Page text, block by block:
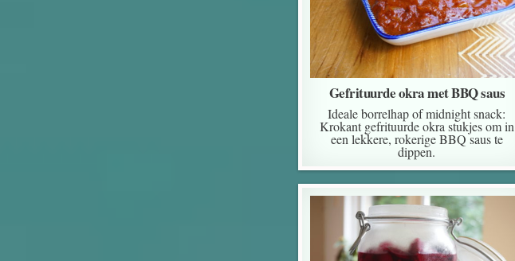
Gefrituurde okra met BBQ saus
Ideale borrelhap of midnight snack:
Krokant gefrituurde okra stukjes om in
een lekkere, rokerige BBQ saus te
dippen.